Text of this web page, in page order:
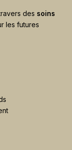
des soins
les futures